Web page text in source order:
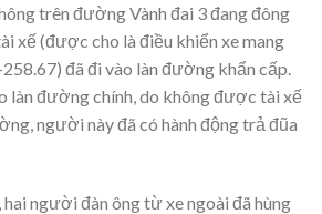
trên đường Vành đai 3 đang đông
xế (được cho là điều khiển xe mang
đã đi vào làn đường khẩn cấp.
làn đường chính, do không được tài xế
người này đã có hành động trả đũa
người đàn ông từ xe ngoài đã hùng